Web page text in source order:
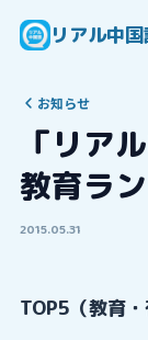
リアル中
お知らせ
「リア
教育ラ
2015.05.31
TOP5（教育